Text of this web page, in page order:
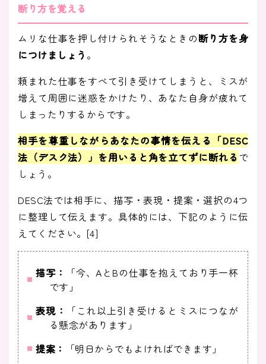
断り方を覚える
ムリな仕事を押し付けられそうなときの断り方を身
につけましょう 。
頼まれた仕事をすべて引き受けてしまうと、ミスが
増えて周囲に迷惑をかけたり、あなた自身が疲れて
しまったりするからです。
相手を尊重しながらあなたの事情を伝える「DESC
法（デスク法） 」を用いると角を立てずに断れる で
しょう。
DESC法では相手に、描写・表現・提案・選択の4つ
に整理して伝えます。具体的には、下記のように伝
えてください。[4]
描写：
「今、AとBの仕事を抱えており手一杯
です」
表現：
「これ以上引き受けるとミスにつなが
る懸念があります」
提案：
「明日からでもよければできます」